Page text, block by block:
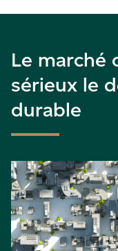
Le marché
sérieux le
durable